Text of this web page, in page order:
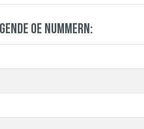
OE Nummern: